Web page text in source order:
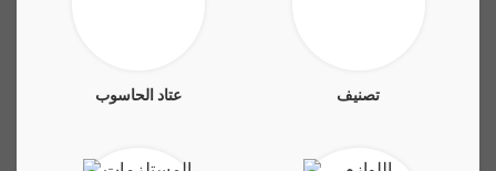
عتاد الحاسوب تصنيف